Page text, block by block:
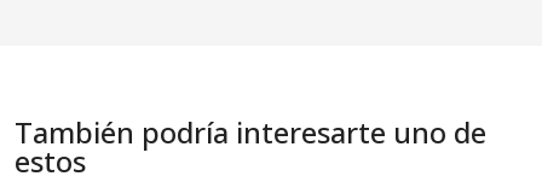
También podría interesarte uno de
estos